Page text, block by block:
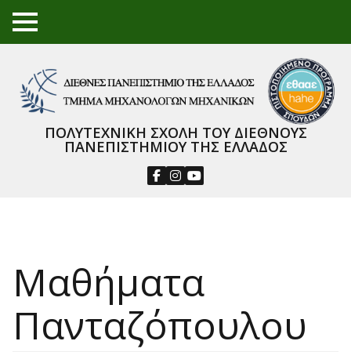
TO
GGL
NU
ΠΟΛΥΤΕΧΝΙΚΗ ΣΧΟΛΗ ΤΟΥ ΔΙΕΘΝΟΥΣ
ΠΑΝΕΠΙΣΤΗΜΙΟΥ ΤΗΣ ΕΛΛΑΔΟΣ
Mαθήματα
Πανταζόπουλου